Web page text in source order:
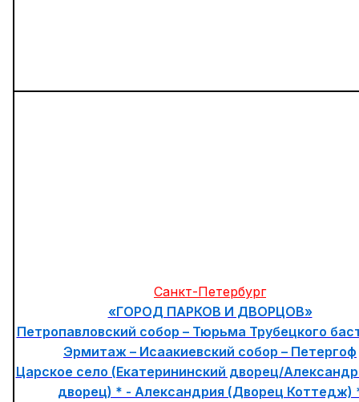
Санкт-Петербург
«ГОРОД ПАРКОВ И ДВОРЦОВ»
Петропавловский собор – Тюрьма Трубецкого
Эрмитаж – Исаакиевский собор – Петергоф
Царское село (Екатерининский дворец/
дворец) * - Александрия (Дворец Коттедж)